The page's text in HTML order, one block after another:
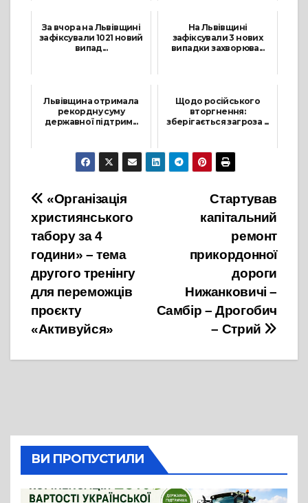
За вчора на Львівщині
зафіксували 1021 новий
випад...
На Львівщині
зафіксували 3 нових
випадки захворюва...
Львівщина отримала
рекордну суму
державної підтрим...
30 Грудня, 2021
Щодо російського
вторгнення:
зберігається загроза ...
12 Квітня, 2022
Навігація
записів
Стартував
капітальний
ремонт
прикордонної
дороги
Нижанковичі –
Самбір – Дрогобич
– Стрий
«Організація
християнського
табору за 4
години» – тема
другого тренінгу
для переможців
проєкту
«Активуйся»
ВИ ПРОПУСТИЛИ